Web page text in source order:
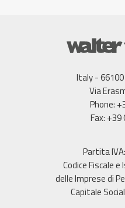
Italy - 66100
Via
Phone:
Fax: +39
Partita
Codice Fiscale
delle Imprese di
Capitale